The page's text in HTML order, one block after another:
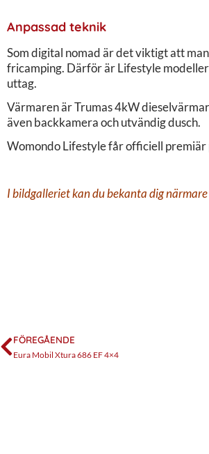
Anpassad teknik
Som digital nomad är det viktigt att
fricamping. Därför är Lifestyle
uttag.
Värmaren är Trumas 4kW
även backkamera och utvändig dusch.
Womondo Lifestyle får officiell premiär
I bildgalleriet kan du bekanta dig
FÖREGÅENDE
Eura Mobil Xtura 686 EF 4×4